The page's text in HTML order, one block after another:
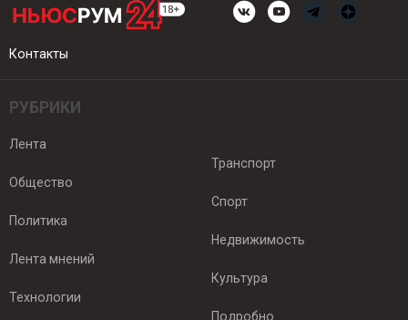
Контакты
РУБРИКИ
Лента
Общество
Политика
Лента мнений
Технологии
Транспорт
Спорт
Недвижимость
Культура
Подробно